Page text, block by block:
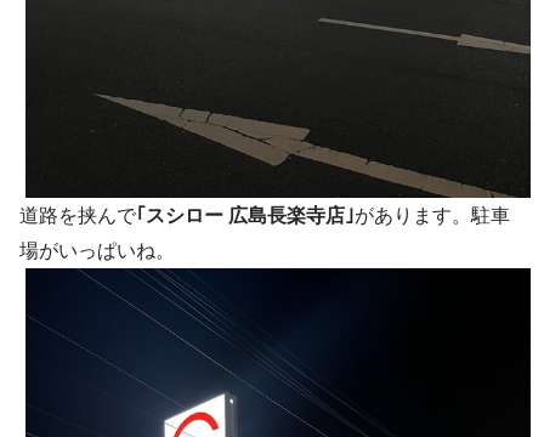
道路を挟んで｢スシロー 広島長楽寺店｣があります。駐車
場がいっぱいね。